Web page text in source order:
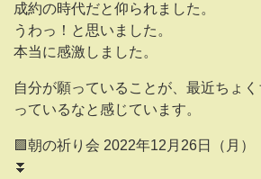
成約の時代だと仰られました。
うわっ！と思いました。
本当に感激しました。
自分が願っていることが、最近ちょ
っているなと感じています。
🟪朝の祈り会 2022年12月26日（月）
⏬